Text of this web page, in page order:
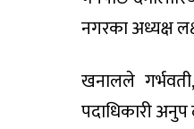
नगरका अध्यक्ष
खनालले
पदाधिकारी